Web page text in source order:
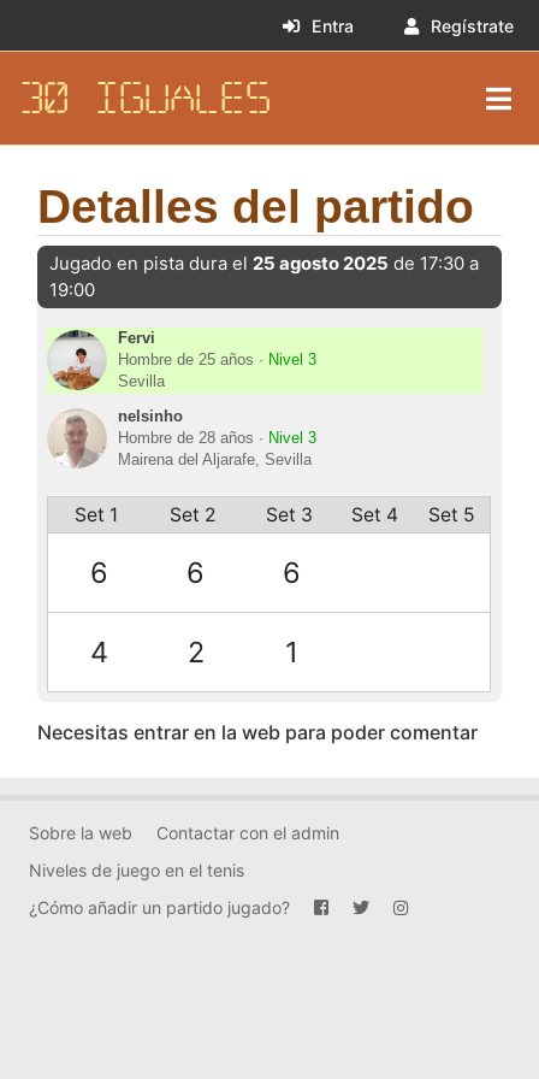
Entra Regístrate
30 IGUALES
Detalles del partido
Jugado en pista dura el 25 agosto 2025 de 17:30 a
19:00
Fervi
Hombre de 25 años · Nivel 3
Sevilla
nelsinho
Hombre de 28 años · Nivel 3
Mairena del Aljarafe, Sevilla
Set 1 Set 2 Set 3 Set 4 Set 5
6 6 6
4 2 1
Necesitas entrar en la web para poder comentar
Sobre la web
Contactar con el admin
Niveles de juego en el tenis
¿Cómo añadir un partido jugado?